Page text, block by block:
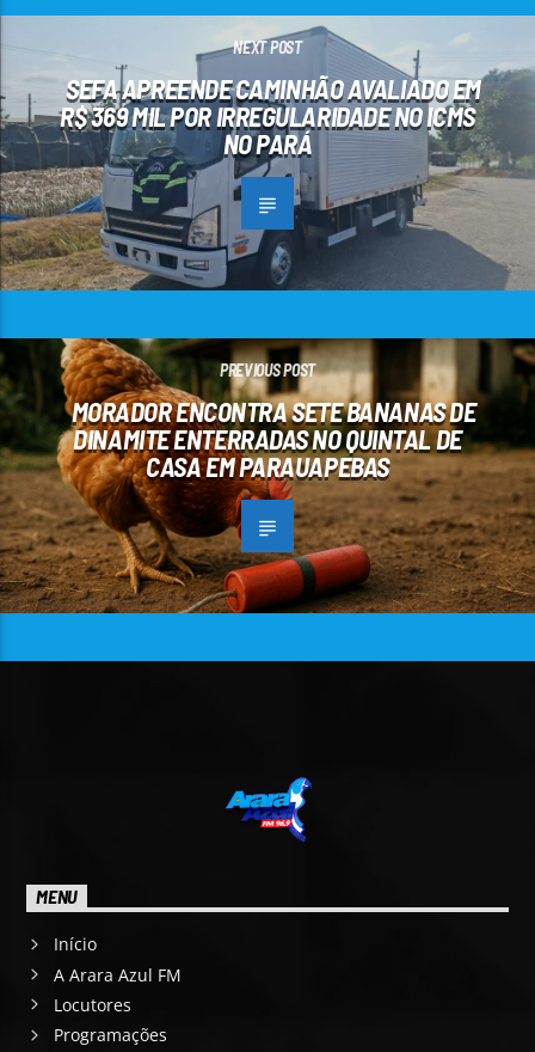
NEXT POST
SEFA APREENDE CAMINHÃO AVALIADO EM
R$ 369 MIL POR IRREGULARIDADE NO ICMS
NO PARÁ
PREVIOUS POST
MORADOR ENCONTRA SETE BANANAS DE
DINAMITE ENTERRADAS NO QUINTAL DE
CASA EM PARAUAPEBAS
MENU
Início
A Arara Azul FM
Locutores
Programações